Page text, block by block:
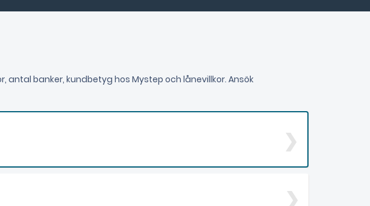
banker, kundbetyg hos Mystep och lånevillkor. Ansök